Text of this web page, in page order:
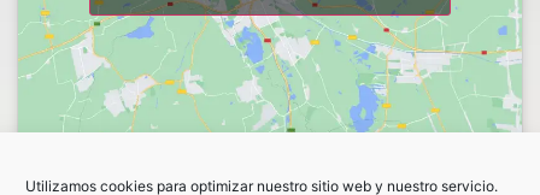
Utilizamos cookies para optimizar nuestro sitio web y nuestro servicio.